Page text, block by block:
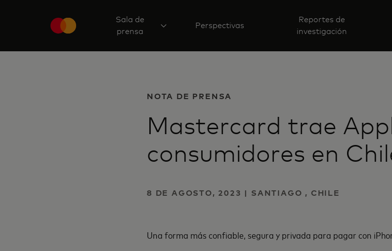
Sala de
prensa
Perspectivas
Reportes de
investigación
NOTA DE PRENSA
Mastercard trae
consumidores en
8 DE AGOSTO, 2023 | SANTIAGO , CHILE
Una forma más confiable, segura y privada para pagar con